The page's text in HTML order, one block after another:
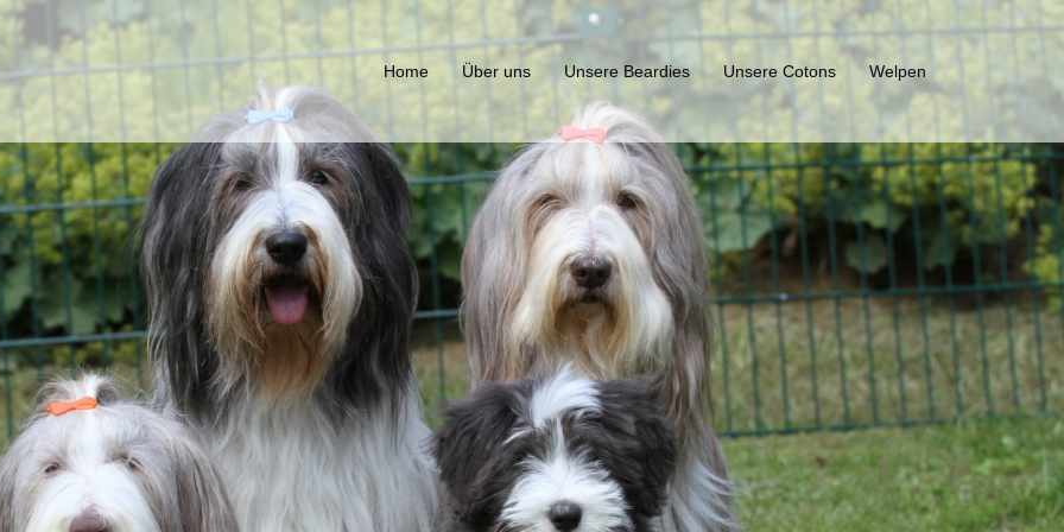
Home Über uns Unsere Beardies Unsere Cotons Welpen